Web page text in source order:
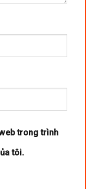
trong trình
tôi.